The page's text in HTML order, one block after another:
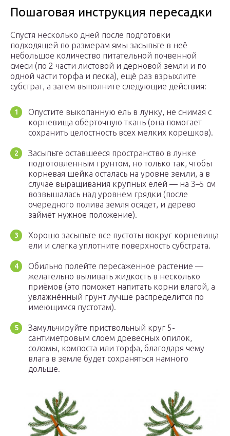
Пошаговая инструкция пересадки
Спустя несколько дней после подготовки
подходящей по размерам ямы засыпьте в неё
небольшое количество питательной почвенной
смеси (по 2 части листовой и дерновой земли и по
одной части торфа и песка), ещё раз взрыхлите
субстрат, а затем выполните следующие действия:
Опустите выкопанную ель в лунку, не снимая с
корневища обёрточную ткань (она помогает
сохранить целостность всех мелких корешков).
Засыпьте оставшееся пространство в лунке
подготовленным грунтом, но только так, чтобы
корневая шейка осталась на уровне земли, а в
случае выращивания крупных елей — на 3–5 см
возвышалась над уровнем грядки (после
очередного полива земля осядет, и дерево
займёт нужное положение).
Хорошо засыпьте все пустоты вокруг корневища
ели и слегка уплотните поверхность субстрата.
Обильно полейте пересаженное растение —
желательно выливать жидкость в несколько
приёмов (это поможет напитать корни влагой, а
увлажнённый грунт лучше распределится по
имеющимся пустотам).
Замульчируйте приствольный круг 5-
сантиметровым слоем древесных опилок,
соломы, компоста или торфа, благодаря чему
влага в земле будет сохраняться намного
дольше.